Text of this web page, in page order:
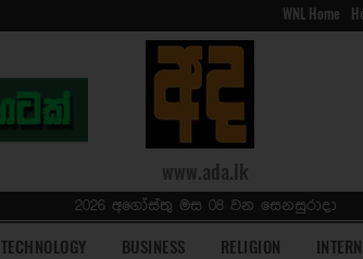
WNL Home
www.ada.lk
2026 අගෝස්තු මස 08 වන සෙනසුරාදා
TECHNOLOGY BUSINESS RELIGION